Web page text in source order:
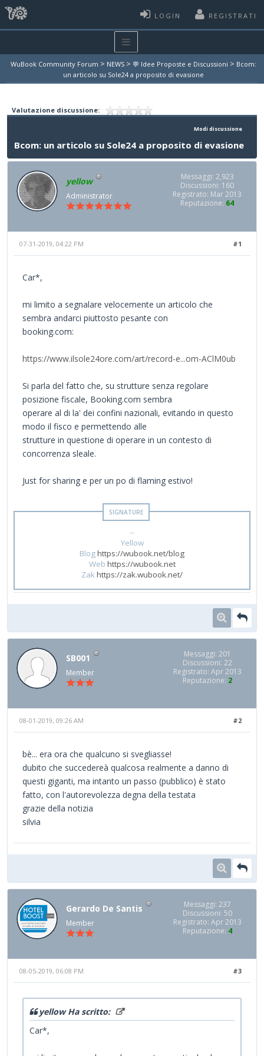
LOGIN REGISTRATI
WuBook Community Forum > NEWS > 💬 Idee Proposte e Discussioni > Bcom:
un articolo su Sole24 a proposito di evasione
Valutazione discussione:
Modi discussione
Bcom: un articolo su Sole24 a proposito di evasione
yellow
Administrator
Messaggi: 2,923
Discussioni: 160
Registrato: Mar 2013
Reputazione: 64
#1
07-31-2019, 04:22 PM
Car*,
mi limito a segnalare velocemente un articolo che
sembra andarci piuttosto pesante con
booking.com:
https://www.ilsole24ore.com/art/record-e...om-AClM0ub
Si parla del fatto che, su strutture senza regolare
posizione fiscale, Booking.com sembra
operare al di la' dei confini nazionali, evitando in questo
modo il fisco e permettendo alle
strutture in questione di operare in un contesto di
concorrenza sleale.
Just for sharing e per un po di flaming estivo!
--
Yellow
Bloghttps://wubook.net/blog
Web https://wubook.net
Zakhttps://zak.wubook.net/
SB001
Member
Messaggi: 201
Discussioni: 22
Registrato: Apr 2013
Reputazione: 2
#2
08-01-2019, 09:26 AM
bè... era ora che qualcuno si svegliasse!
dubito che succedereà qualcosa realmente a danno di
questi giganti, ma intanto un passo (pubblico) è stato
fatto, con l'autorevolezza degna della testata
grazie della notizia
silvia
Gerardo De Santis
Member
Messaggi: 237
Discussioni: 50
Registrato: Apr 2013
Reputazione: 4
#3
08-05-2019, 06:08 PM
yellow Ha scritto:
Car*,